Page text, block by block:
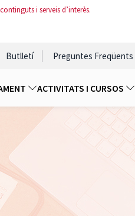
i serveis d’interès.
Butlletí Preguntes Freqüents
ACTIVITATS I CURSOS